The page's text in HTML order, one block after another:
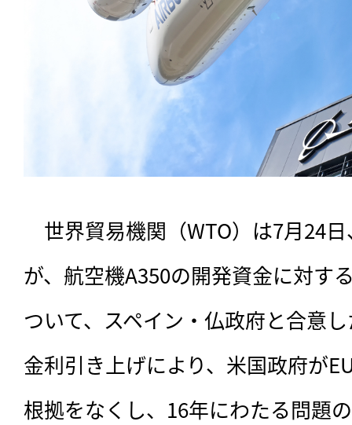
世界貿易機関（WTO）は7月24
が、航空機A350の開発資金に対す
ついて、スペイン・仏政府と合意
金利引き上げにより、米国政府が
根拠をなくし、16年にわたる問題